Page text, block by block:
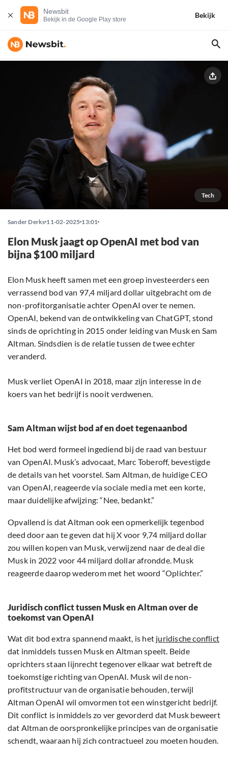
Newsbit
Bekijk in de Google Play store
Bekijk
Tech
Sander Derks 11-02-2025 13:01
Elon Musk jaagt op OpenAI met bod van
bijna $100 miljard
Elon Musk heeft samen met een groep investeerders een
verrassend bod van 97,4 miljard dollar uitgebracht om de
non-profitorganisatie achter OpenAI over te nemen.
OpenAI, bekend van de ontwikkeling van ChatGPT, stond
sinds de oprichting in 2015 onder leiding van Musk en Sam
Altman. Sindsdien is de relatie tussen de twee echter
veranderd.
Musk verliet OpenAI in 2018, maar zijn interesse in de
koers van het bedrijf is nooit verdwenen.
Sam Altman wijst bod af en doet tegenaanbod
Het bod werd formeel ingediend bij de raad van bestuur
van OpenAI. Musk’s advocaat, Marc Toberoff, bevestigde
de details van het voorstel. Sam Altman, de huidige CEO
van OpenAI, reageerde via sociale media met een korte,
maar duidelijke afwijzing: “Nee, bedankt.”
Opvallend is dat Altman ook een opmerkelijk tegenbod
deed door aan te geven dat hij X voor 9,74 miljard dollar
zou willen kopen van Musk, verwijzend naar de deal die
Musk in 2022 voor 44 miljard dollar afrondde. Musk
reageerde daarop wederom met het woord “Oplichter.”
Juridisch conflict tussen Musk en Altman over de
toekomst van OpenAI
Wat dit bod extra spannend maakt, is het juridische conflict
dat inmiddels tussen Musk en Altman speelt. Beide
oprichters staan lijnrecht tegenover elkaar wat betreft de
toekomstige richting van OpenAI. Musk wil de non-
profitstructuur van de organisatie behouden, terwijl
Altman OpenAI wil omvormen tot een winstgericht bedrijf.
Dit conflict is inmiddels zo ver gevorderd dat Musk beweert
dat Altman de oorspronkelijke principes van de organisatie
schendt, waaraan hij zich contractueel zou moeten houden.